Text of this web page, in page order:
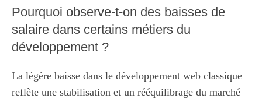
Pourquoi observe-t-on des baisses de
salaire dans certains métiers du
développement ?
La légère baisse dans le développement web classique
reflète une stabilisation et un rééquilibrage du marché